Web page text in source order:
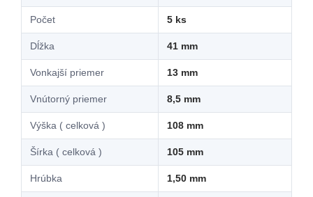
Počet 5 ks
Dĺžka 41 mm
Vonkajší priemer 13 mm
Vnútorný priemer 8,5 mm
Výška ( celková ) 108 mm
Šírka ( celková ) 105 mm
Hrúbka 1,50 mm